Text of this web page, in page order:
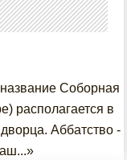
Соборная
располагается в
Аббатство -